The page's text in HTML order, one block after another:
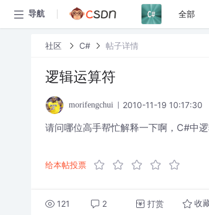
导航 全部
社区 C# 帖子详情
逻辑运算符
morifengchui 2010-11-19 10:17:30
请问哪位高手帮忙解释一下啊，C#中
给本帖投票
121 2 打赏 收